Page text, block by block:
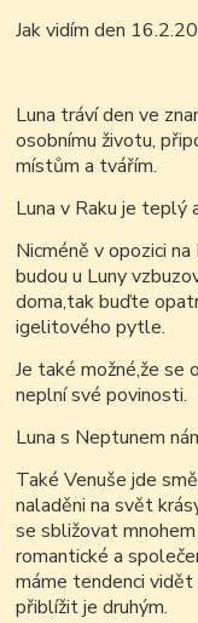
Jak vidím den
Luna tráví den ve
osobnímu životu,
místům a tvářím.
Luna v Raku je teplý
Nicméně v opozici
budou u Luny
doma,tak buďte
igelitového pytle.
Je také možné,že se
neplní své povinosti.
Luna s Neptunem
Také Venuše jde
naladěni na svět
se sbližovat
romantické a
máme tendenci vidět
přiblížit je druhým.